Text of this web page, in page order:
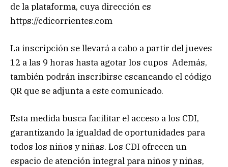
de la plataforma, cuya dirección es
https://cdicorrientes.com
La inscripción se llevará a cabo a partir del jueves
12 a las 9 horas hasta agotar los cupos Además,
también podrán inscribirse escaneando el código
QR que se adjunta a este comunicado.
Esta medida busca facilitar el acceso a los CDI,
garantizando la igualdad de oportunidades para
todos los niños y niñas. Los CDI ofrecen un
espacio de atención integral para niños y niñas,